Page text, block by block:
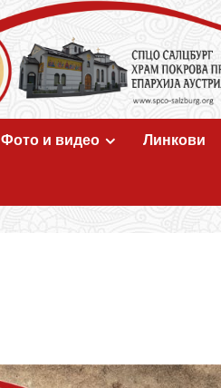
Фото и видео Линкови